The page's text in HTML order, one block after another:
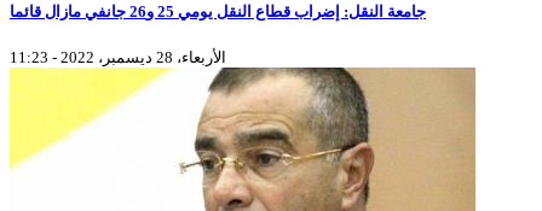
جامعة النقل: إضراب قطاع النقل يومي 25 و26 جانفي مازال قائما
الأربعاء، 28 ديسمبر، 2022 - 11:23